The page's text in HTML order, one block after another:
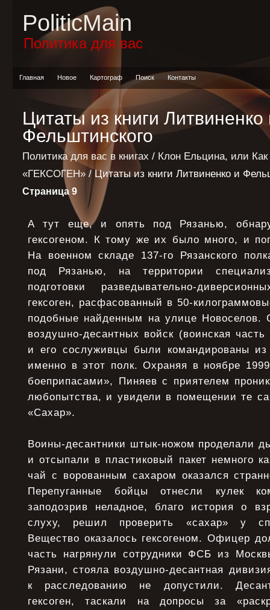
PoliticMain
Политика для вас
Главная Новое Картограф Поиск Контакты
Цитаты из книги Литвиненко
Фельштинского
Политика для вас в книгах / Клон Ельцина, или
«ГЕКСОГЕН» / Цитаты из книги Литвиненко и
Страница 9
А тут еще, и опять под Рязанью,
гексогеном. К тому же их было много, и
На военном складе 137-го Рязанского
под Рязанью, на территории
подготовки разведывательно-
гексоген, расфасованный в 50-
подобные найденным на улице Новоселов.
воздушно-десантных войск (воинская
и его сослуживцы были командированы
именно в этот полк. Охраняя в ноябре
боеприпасами», Пиняев с приятелем
любопытства, и увидели в помещении те
«Сахар».
Воины-десантники штык-ножом проделали
и отсыпали в пластиковый пакет немного
чай с ворованным сахаром оказался
Перепуганные бойцы отнесли кулек
заподозрив неладное, благо история о
слуху, решил проверить «сахар» у
Вещество оказалось гексогеном. Офицер
часть нагрянули сотрудники ФСБ из
Рязани, стояла воздушно-десантная
к расследованию не допустили.
гексоген, таскали на допросы за